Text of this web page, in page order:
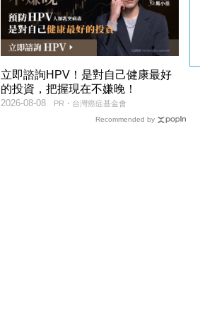
立即諮詢HPV！是對自己健康最好
的投資，把握現在不嫌晚！
PR・台灣癌症基金會
2026-08-08
Recommended by